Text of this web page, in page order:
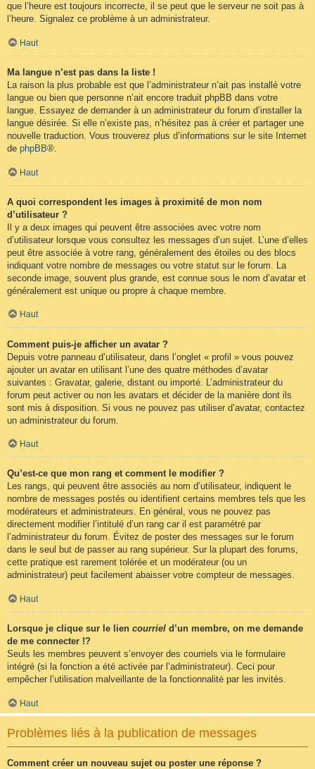
que l’heure est toujours incorrecte, il se peut que le serveur ne soit pas à
l’heure. Signalez ce problème à un administrateur.
Haut
Ma langue n’est pas dans la liste !
La raison la plus probable est que l’administrateur n’ait pas installé votre
langue ou bien que personne n’ait encore traduit phpBB dans votre
langue. Essayez de demander à un administrateur du forum d’installer la
langue désirée. Si elle n’existe pas, n’hésitez pas à créer et partager une
nouvelle traduction. Vous trouverez plus d’informations sur le site Internet
de phpBB®.
Haut
A quoi correspondent les images à proximité de mon nom
d’utilisateur ?
Il y a deux images qui peuvent être associées avec votre nom
d’utilisateur lorsque vous consultez les messages d’un sujet. L’une d’elles
peut être associée à votre rang, généralement des étoiles ou des blocs
indiquant votre nombre de messages ou votre statut sur le forum. La
seconde image, souvent plus grande, est connue sous le nom d’avatar et
généralement est unique ou propre à chaque membre.
Haut
Comment puis-je afficher un avatar ?
Depuis votre panneau d’utilisateur, dans l’onglet « profil » vous pouvez
ajouter un avatar en utilisant l’une des quatre méthodes d’avatar
suivantes : Gravatar, galerie, distant ou importé. L’administrateur du
forum peut activer ou non les avatars et décider de la manière dont ils
sont mis à disposition. Si vous ne pouvez pas utiliser d’avatar, contactez
un administrateur du forum.
Haut
Qu’est-ce que mon rang et comment le modifier ?
Les rangs, qui peuvent être associés au nom d’utilisateur, indiquent le
nombre de messages postés ou identifient certains membres tels que les
modérateurs et administrateurs. En général, vous ne pouvez pas
directement modifier l’intitulé d’un rang car il est paramétré par
l’administrateur du forum. Évitez de poster des messages sur le forum
dans le seul but de passer au rang supérieur. Sur la plupart des forums,
cette pratique est rarement tolérée et un modérateur (ou un
administrateur) peut facilement abaisser votre compteur de messages.
Haut
Lorsque je clique sur le lien courriel d’un membre, on me demande
de me connecter !?
Seuls les membres peuvent s’envoyer des courriels via le formulaire
intégré (si la fonction a été activée par l’administrateur). Ceci pour
empêcher l’utilisation malveillante de la fonctionnalité par les invités.
Haut
Problèmes liés à la publication de messages
Comment créer un nouveau sujet ou poster une réponse ?